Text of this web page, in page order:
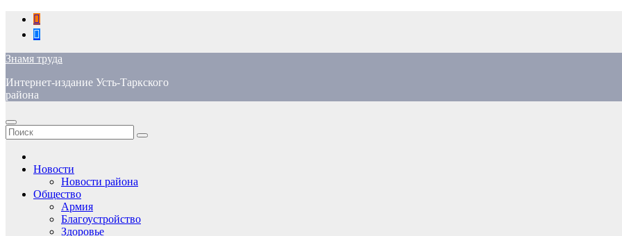
Перейти
содержимому
Знамя труда
Интернет-издание Усть-Таркского
района
Новости
Новости района
Общество
Армия
Благоустройство
Здоровье